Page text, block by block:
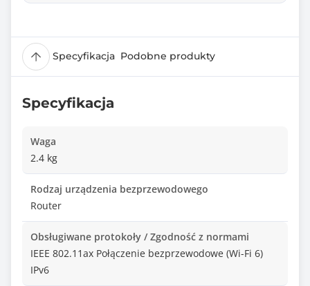
Specyfikacja Podobne produkty
Specyfikacja
Waga
2.4 kg
Rodzaj urządzenia bezprzewodowego
Router
Obsługiwane protokoły / Zgodność z normami
IEEE 802.11ax Połączenie bezprzewodowe (Wi-Fi 6)
IPv6